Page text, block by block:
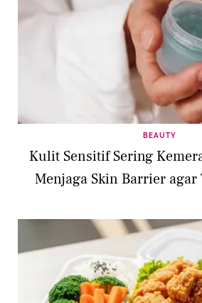
BEAUTY
Kulit Sensitif Sering
Menjaga Skin Barrier agar